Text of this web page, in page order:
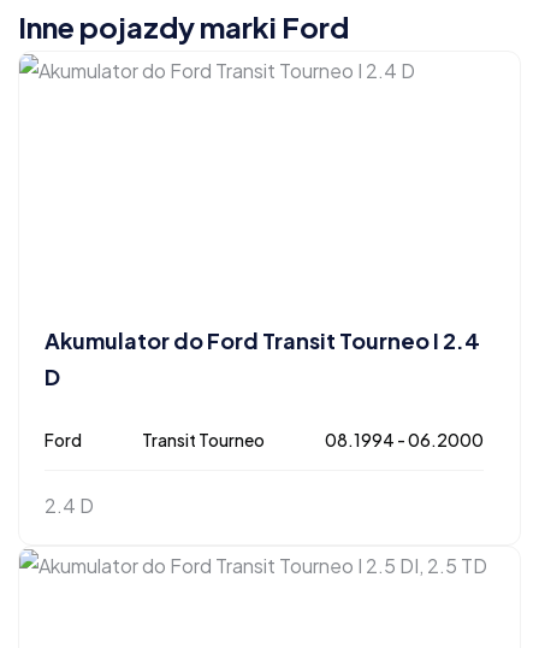
Inne pojazdy marki Ford
Akumulator do Ford Transit Tourneo I 2.4
D
Ford Transit Tourneo 08.1994 - 06.2000
2.4 D